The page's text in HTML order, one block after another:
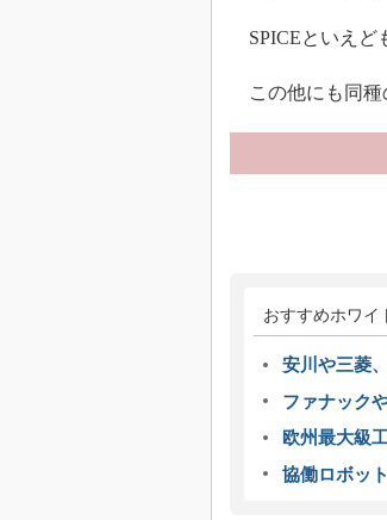
SPICEといえど
この他にも同種
おすすめホワイ
安川や三菱
ファナック
欧州最大級
協働ロボッ